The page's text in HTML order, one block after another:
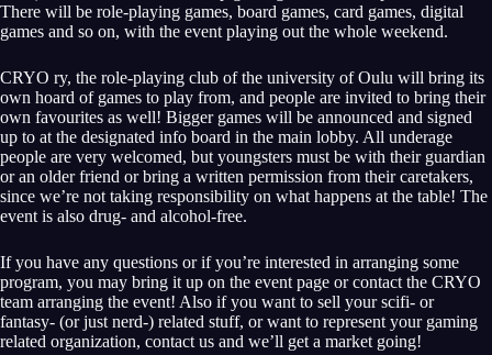
There will be role-playing games, board games, card games, digital
games and so on, with the event playing out the whole weekend.
CRYO ry, the role-playing club of the university of Oulu will bring its
own hoard of games to play from, and people are invited to bring their
own favourites as well! Bigger games will be announced and signed
up to at the designated info board in the main lobby. All underage
people are very welcomed, but youngsters must be with their guardian
or an older friend or bring a written permission from their caretakers,
since we’re not taking responsibility on what happens at the table! The
event is also drug- and alcohol-free.
If you have any questions or if you’re interested in arranging some
program, you may bring it up on the event page or contact the CRYO
team arranging the event! Also if you want to sell your scifi- or
fantasy- (or just nerd-) related stuff, or want to represent your gaming
related organization, contact us and we’ll get a market going!